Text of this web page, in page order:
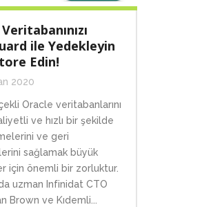
ile Yedekleyin
Edin!
2020
Oracle veritabanlarını
ve hızlı bir şekilde
ve geri
sağlamak büyük
için önemli bir zorluktur.
uzman Infinidat CTO
Brown ve Kıdemli...